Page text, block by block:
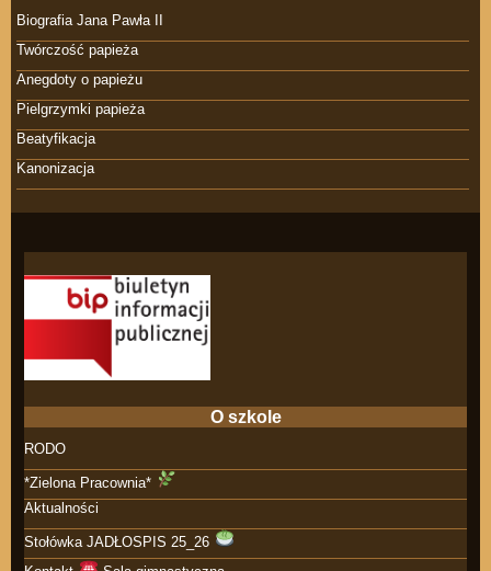
Biografia Jana Pawła II
Twórczość papieża
Anegdoty o papieżu
Pielgrzymki papieża
Beatyfikacja
Kanonizacja
O szkole
RODO
*Zielona Pracownia*
Aktualności
Stołówka JADŁOSPIS 25_26